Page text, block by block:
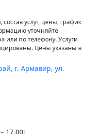
услуг, цены, график
уточняйте
или по телефону. Услуги
Цены указаны в
г. Армавир, ул.
17.00;